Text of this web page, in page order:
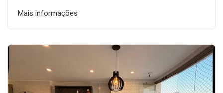
Mais informações